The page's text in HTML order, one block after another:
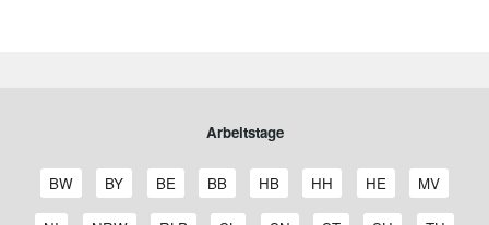
Arbeitstage
A
r
BW
A
r
BY
A
r
BE
A
r
BB
A
r
HB
A
r
HH
A
r
HE
A
r
MV